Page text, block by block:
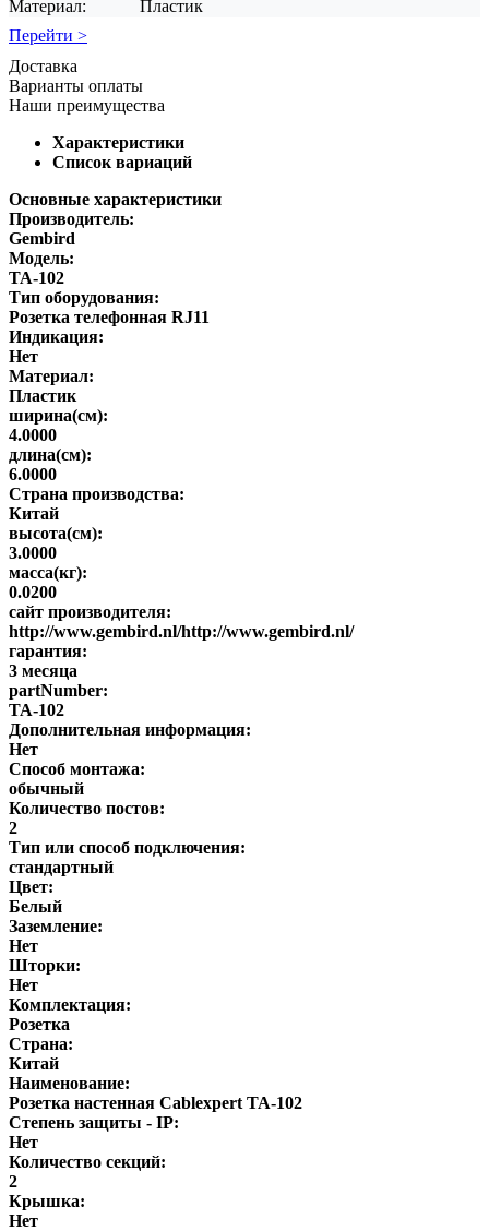
Материал:
Пластик
Перейти >
Доставка
Варианты оплаты
Наши преимущества
Характеристики
Список вариаций
Основные характеристики
Производитель:
Gembird
Модель:
TA-102
Тип оборудования:
Розетка телефонная RJ11
Индикация:
Нет
Материал:
Пластик
ширина(см):
4.0000
длина(см):
6.0000
Страна производства:
Китай
высота(см):
3.0000
масса(кг):
0.0200
сайт производителя:
http://www.gembird.nl/http://www.gembird.nl/
гарантия:
3 месяца
partNumber:
TA-102
Дополнительная информация:
Нет
Способ монтажа:
обычный
Количество постов:
2
Тип или способ подключения:
стандартный
Цвет:
Белый
Заземление:
Нет
Шторки:
Нет
Комплектация:
Розетка
Страна:
Китай
Наименование:
Розетка настенная Cablexpert TA-102
Степень защиты - IP:
Нет
Количество секций:
2
Крышка:
Нет